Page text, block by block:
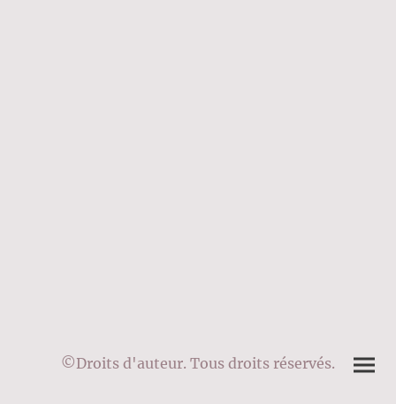
©Droits d'auteur. Tous droits réservés.